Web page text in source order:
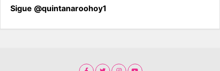
Sigue @quintanaroohoy1